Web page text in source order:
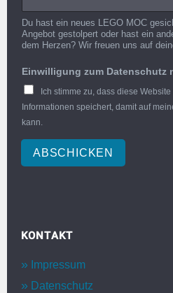
Du hast ein neues LEGO MOC
Angebot gestolpert oder hast ein
dem Herzen? Wir freuen uns auf
Einwilligung zum Datenschutz
Ich stimme zu, dass diese
Informationen speichert, damit auf
kann.
ABSCHICKEN
KONTAKT
Impressum
Datenschutz